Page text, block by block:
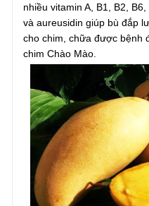
nhiều vitamin A, B1, B2,
và aureusidin giúp bù đắp
cho chim, chữa được bệnh
chim Chào Mào.